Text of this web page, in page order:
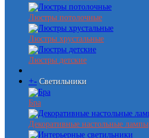
Люстры потолочные
Люстры хрустальные
Люстры детские
+- Светильники
Бра
Декоративные настольные лампы